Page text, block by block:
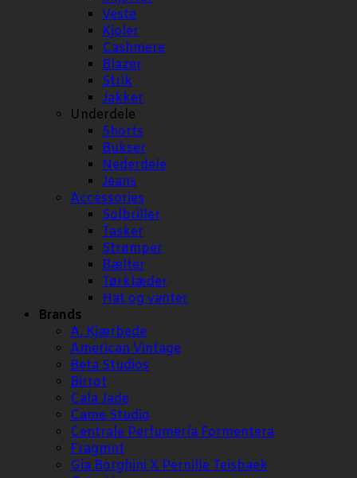
Veste
Kjoler
Cashmere
Blazer
Strik
Jakker
Underdele
Shorts
Bukser
Nederdele
Jeans
Accessories
Solbriller
Tasker
Strømper
Bælter
Tørklæder
Hat og vanter
Brands
A. Kjærbede
American Vintage
Beta Studios
Birrot
Cala Jade
Came Studio
Centrale Perfumería Formentera
Fragmnt
Gia Borghini X Pernille Teisbaek